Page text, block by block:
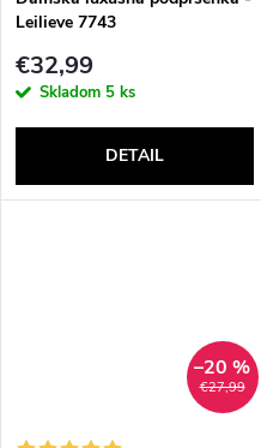
Leilieve 7743
€32,99
Skladom 5 ks
DETAIL
€27,99
–20 %